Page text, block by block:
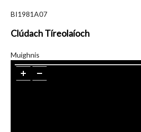
BI1981A07
Clúdach Tíreolaíoch
Muighnis